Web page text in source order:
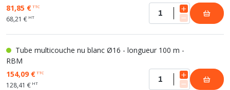
81,85 €TTC
68,21 € HT
Tube multicouche nu blanc Ø16 - longueur 100 m -
RBM
154,09 €TTC
128,41 € HT